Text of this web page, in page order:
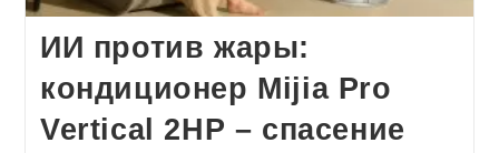
ИИ против жары:
кондиционер Mijia Pro
Vertical 2HP – спасение